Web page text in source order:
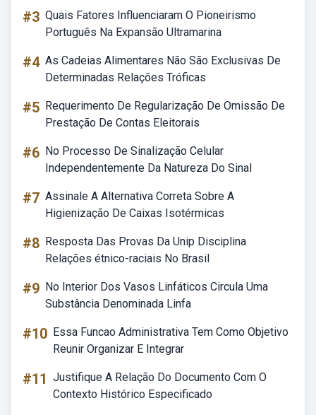
#3 Quais Fatores Influenciaram O Pioneirismo
Português Na Expansão Ultramarina
#4 As Cadeias Alimentares Não São Exclusivas De
Determinadas Relações Tróficas
#5 Requerimento De Regularização De Omissão De
Prestação De Contas Eleitorais
#6 No Processo De Sinalização Celular
Independentemente Da Natureza Do Sinal
#7 Assinale A Alternativa Correta Sobre A
Higienização De Caixas Isotérmicas
#8 Resposta Das Provas Da Unip Disciplina
Relações étnico-raciais No Brasil
#9 No Interior Dos Vasos Linfáticos Circula Uma
Substância Denominada Linfa
#10 Essa Funcao Administrativa Tem Como Objetivo
Reunir Organizar E Integrar
#11 Justifique A Relação Do Documento Com O
Contexto Histórico Especificado